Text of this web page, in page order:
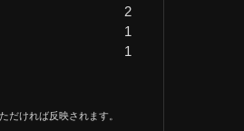
2
1
1
だければ反映されます。